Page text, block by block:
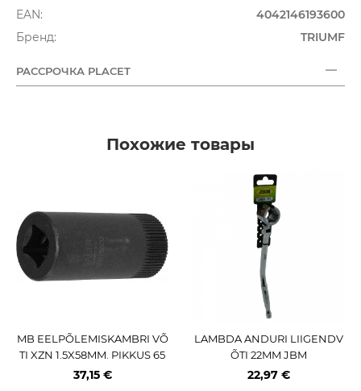
EAN:
4042146193600
Бренд:
TRIUMF
РАССРОЧКА PLACET
Похожие товары
MB EELPÕLEMISKAMBRI VÕ
TI XZN 1.5X58MM. PIKKUS 65
MM TRIUMF
37,15 €
LAMBDA ANDURI LIIGENDV
ÕTI 22MM JBM
22,97 €